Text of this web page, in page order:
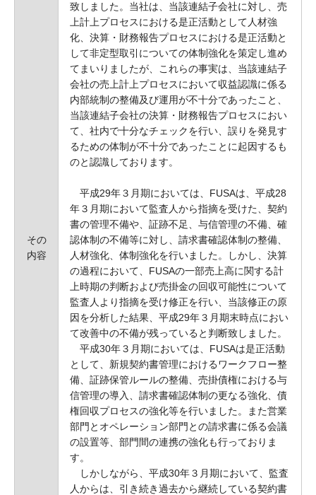
その
内容
致しました。当社は、当該連結子会社に対し、売
上計上プロセスにおける是正活動として人材強
化、決算・財務報告プロセスにおける是正活動と
して非定型取引についての体制強化を策定し進め
てまいりましたが、これらの事実は、当該連結子
会社の売上計上プロセスにおいて収益認識に係る
内部統制の整備及び運用が不十分であったこと、
当該連結子会社の決算・財務報告プロセスにおい
て、社内で十分なチェックを行い、誤りを発見す
るための体制が不十分であったことに起因するも
のと認識しております。
平成29年３月期においては、FUSAは、平成28
年３月期において監査人から指摘を受けた、契約
書の管理不備や、証跡不足、与信管理の不備、確
認体制の不備等に対し、請求書確認体制の整備、
人材強化、体制強化を行いました。しかし、決算
の過程において、FUSAの一部売上高に関する計
上時期の判断および売掛金の回収可能性について
監査人より指摘を受け修正を行い、当該修正の原
因を分析した結果、平成29年３月期末時点におい
て改善中の不備が残っていると判断致しました。
平成30年３月期においては、FUSAは是正活動
として、新規契約書管理におけるワークフロー整
備、証跡保管ルールの整備、売掛債権における与
信管理の導入、請求書確認体制の更なる強化、債
権回収プロセスの強化等を行いました。また営業
部門とオペレーション部門との請求書に係る会議
の設置等、部門間の連携の強化も行っておりま
す。
しかしながら、平成30年３月期において、監査
人からは、引き続き過去から継続している契約書